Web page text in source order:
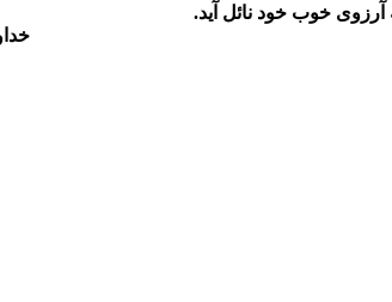
آرزوی خوب خود نائل آید.